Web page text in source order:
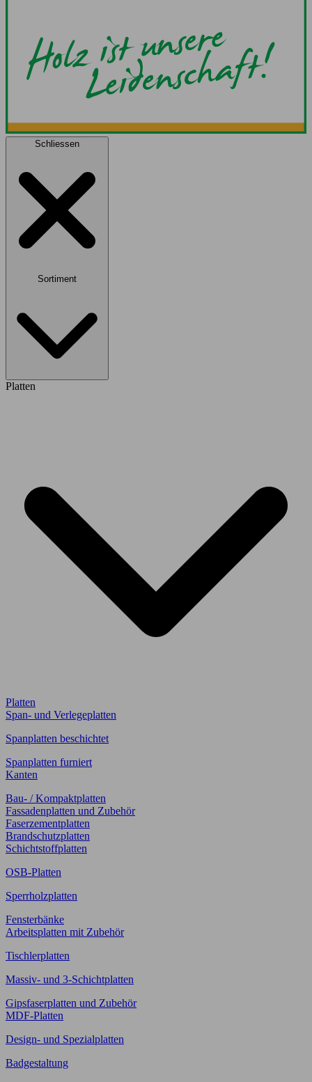
Schliessen
Sortiment
Platten
Platten
Span- und Verlegeplatten
Spanplatten beschichtet
Spanplatten furniert
Kanten
Bau- / Kompaktplatten
Fassadenplatten und Zubehör
Faserzementplatten
Brandschutzplatten
Schichtstoffplatten
OSB-Platten
Sperrholzplatten
Fensterbänke
Arbeitsplatten mit Zubehör
Tischlerplatten
Massiv- und 3-Schichtplatten
Gipsfaserplatten und Zubehör
MDF-Platten
Design- und Spezialplatten
Badgestaltung